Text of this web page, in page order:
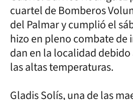
cuartel de Bomberos
del Palmar y cumplió el
hizo en pleno combate de
dan en la localidad debido
las altas temperaturas.
Gladis Solís, una de las